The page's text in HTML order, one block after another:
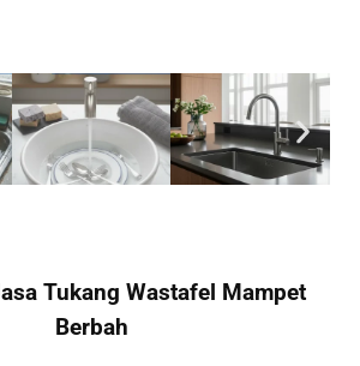
Tukang Wastafel Mampet
Berbah